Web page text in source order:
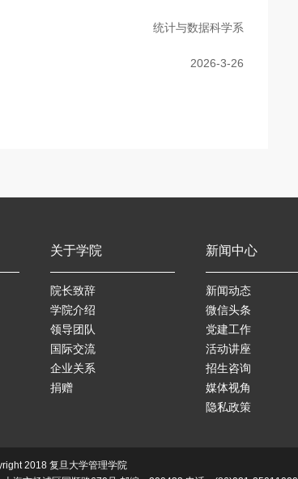
统计与数据科学系
2026-3-26
关于学院
院长致辞
学院介绍
领导团队
国际交流
企业关系
捐赠
新闻中心
新闻动态
微信头条
党建工作
活动讲座
招生咨询
媒体视角
隐私政策
2018 复旦大学管理学院